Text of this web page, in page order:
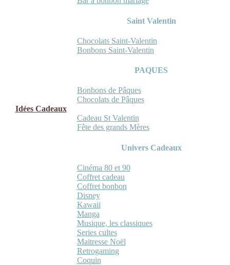
Saint Valentin
Chocolats Saint-Valentin
Bonbons Saint-Valentin
PAQUES
Bonbons de Pâques
Chocolats de Pâques
Idées Cadeaux
Cadeau St Valentin
Fête des grands Mères
Univers Cadeaux
Cinéma 80 et 90
Coffret cadeau
Coffret bonbon
Disney
Kawaii
Manga
Musique, les classiques
Series cultes
Maitresse Noël
Retrogaming
Coquin